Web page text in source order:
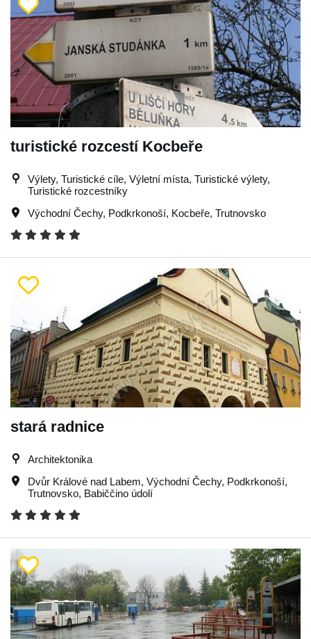
turistické rozcestí Kocbeře
Výlety, Turistické cíle, Výletní místa, Turistické výlety,
Turistické rozcestníky
Východní Čechy, Podkrkonoší, Kocbeře, Trutnovsko
stará radnice
Architektonika
Dvůr Králové nad Labem, Východní Čechy, Podkrkonoší,
Trutnovsko, Babiččino údolí